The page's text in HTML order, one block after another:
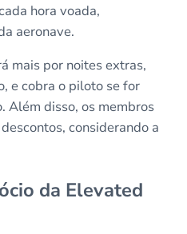
hora voada,
aeronave.
mais por noites extras,
e cobra o piloto se for
Além disso, os membros
considerando a
da Elevated